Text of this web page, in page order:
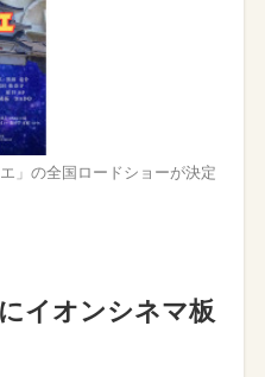
」の全国ロードショーが決定
イオンシネマ板